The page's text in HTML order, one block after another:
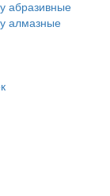
абразивные
алмазные